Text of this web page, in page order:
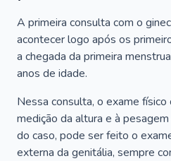
A primeira consulta com o
acontecer logo após os
a chegada da primeira
anos de idade.
Nessa consulta, o exame
medição da altura e à
do caso, pode ser feito o
externa da genitália, sempre